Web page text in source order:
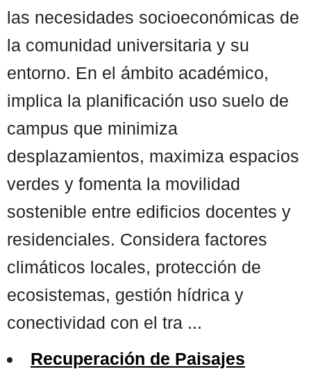
las necesidades socioeconómicas de
la comunidad universitaria y su
entorno. En el ámbito académico,
implica la planificación uso suelo de
campus que minimiza
desplazamientos, maximiza espacios
verdes y fomenta la movilidad
sostenible entre edificios docentes y
residenciales. Considera factores
climáticos locales, protección de
ecosistemas, gestión hídrica y
conectividad con el tra ...
Recuperación de Paisajes